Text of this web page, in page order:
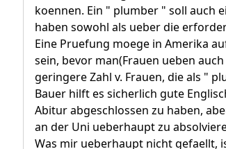
koennen. Ein " plumber " soll auch
haben sowohl als ueber die
Eine Pruefung moege in Amerika
sein, bevor man(Frauen ueben
geringere Zahl v. Frauen, die als "
Bauer hilft es sicherlich gute
Abitur abgeschlossen zu haben,
an der Uni ueberhaupt zu
Was mir ueberhaupt nicht gefaellt,